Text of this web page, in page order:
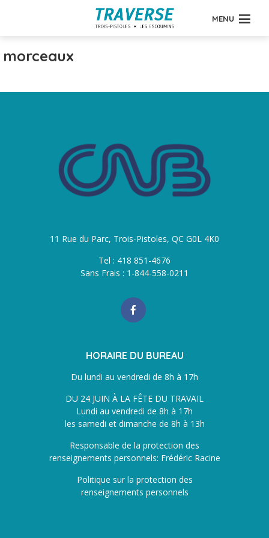
MENU
morceaux
11 Rue du Parc, Trois-Pistoles, QC G0L 4K0
Tel : 418 851-4676
Sans Frais : 1-844-558-0211
HORAIRE DU BUREAU
Du lundi au vendredi de 8h à 17h
DU 24 JUIN À LA FÊTE DU TRAVAIL
Lundi au vendredi de 8h à 17h
les samedi et dimanche de 8h à 13h
Responsable de la protection des
renseignements personnels: Frédéric Racine
Politique sur la protection des
renseignements personnels